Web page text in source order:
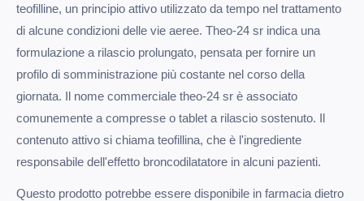
teofilline, un principio attivo utilizzato da tempo nel trattamento
di alcune condizioni delle vie aeree. Theo-24 sr indica una
formulazione a rilascio prolungato, pensata per fornire un
profilo di somministrazione più costante nel corso della
giornata. Il nome commerciale theo-24 sr è associato
comunemente a compresse o tablet a rilascio sostenuto. Il
contenuto attivo si chiama teofillina, che è l'ingrediente
responsabile dell'effetto broncodilatatore in alcuni pazienti.
Questo prodotto potrebbe essere disponibile in farmacia dietro